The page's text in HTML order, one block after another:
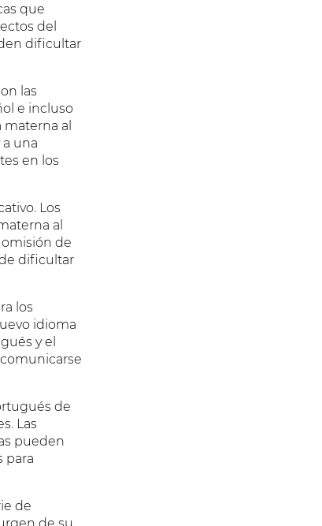
que
del
dificultar
las
e incluso
al
una
en los
Los
al
de
dificultar
los
idioma
y el
de
Las
pueden
para
de